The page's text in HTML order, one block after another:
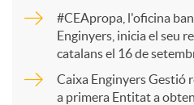
r
t
#CEApropa, l'oficina
Enginyers, inicia el seu
catalans el 16 de
Caixa Enginyers Gestió
a primera Entitat a